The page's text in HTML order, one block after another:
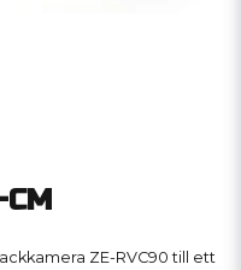
ZE-RVC90 till ett